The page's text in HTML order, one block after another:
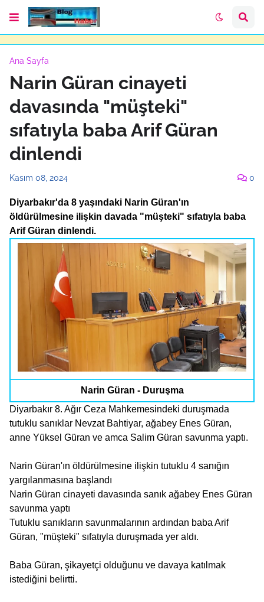
Ana Sayfa
Narin Güran cinayeti
davasında "müşteki"
sıfatıyla baba Arif Güran
dinlendi
Kasım 08, 2024 0
Diyarbakır'da 8 yaşındaki Narin Güran'ın
öldürülmesine ilişkin davada "müşteki" sıfatıyla baba
Arif Güran dinlendi.
Narin Güran - Duruşma
Diyarbakır 8. Ağır Ceza Mahkemesindeki duruşmada
tutuklu sanıklar Nevzat Bahtiyar, ağabey Enes Güran,
anne Yüksel Güran ve amca Salim Güran savunma yaptı.
Narin Güran'ın öldürülmesine ilişkin tutuklu 4 sanığın
yargılanmasına başlandı
Narin Güran cinayeti davasında sanık ağabey Enes Güran
savunma yaptı
Tutuklu sanıkların savunmalarının ardından baba Arif
Güran, "müşteki" sıfatıyla duruşmada yer aldı.
Baba Güran, şikayetçi olduğunu ve davaya katılmak
istediğini belirtti.